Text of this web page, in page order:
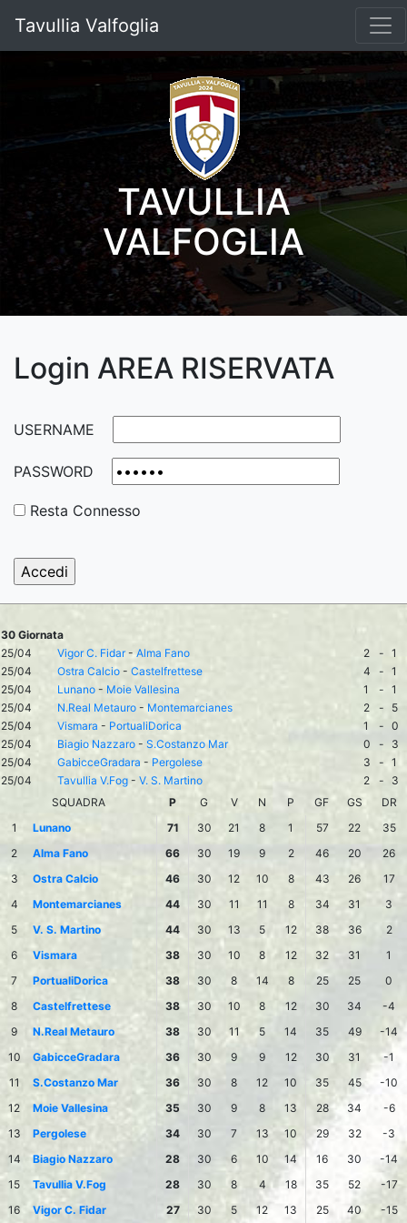
Tavullia Valfoglia
TAVULLIA
VALFOGLIA
Login AREA RISERVATA
USERNAME
PASSWORD
Resta Connesso
30 Giornata
25/04
Vigor C. Fidar- Alma Fano 2 - 1
25/04
Ostra Calcio - Castelfrettese 4 - 1
25/04
Lunano - Moie Vallesina 1 - 1
25/04
N.Real Metauro - Montemarcianes 2 -
5
25/04
Vismara - PortualiDorica 1 - 0
25/04
Biagio Nazzaro - S.Costanzo Mar 0 -
3
25/04
GabicceGradara - Pergolese 3 - 1
25/04
Tavullia V.Fog - V. S. Martino 2 -
3
SQUADRA
P G V N P GF GS
DR
1
Lunano 71 30 21 8 1 57 22
35
2
Alma Fano 66 30 19 9 2 46 20
26
3
Ostra Calcio 46 30 12 10 8 43 26
17
4
Montemarcianes 44 30 11 11 8 34 31
3
5
V. S. Martino 44 30 13 5 12 38 36
2
6
Vismara 38 30 10 8 12 32 31
1
7
PortualiDorica 38 30 8 14 8 25 25
0
8
Castelfrettese 38 30 10 8 12 30 34
-4
9
N.Real Metauro 38 30 11 5 14 35 49
-14
10
GabicceGradara 36 30 9 9 12 30 31
-1
11
S.Costanzo Mar 36 30 8 12 10 35 45
-10
12
Moie Vallesina 35 30 9 8 13 28 34
-6
13
Pergolese 34 30 7 13 10 29 32
-3
14
Biagio Nazzaro 28 30 6 10 14 16 30
-14
15
Tavullia V.Fog 28 30 8 4 18 35 52
-17
16
Vigor C. Fidar 27 30 5 12 13 25 40 -15